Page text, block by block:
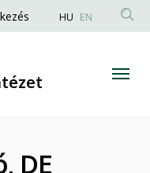
HU EN
DE